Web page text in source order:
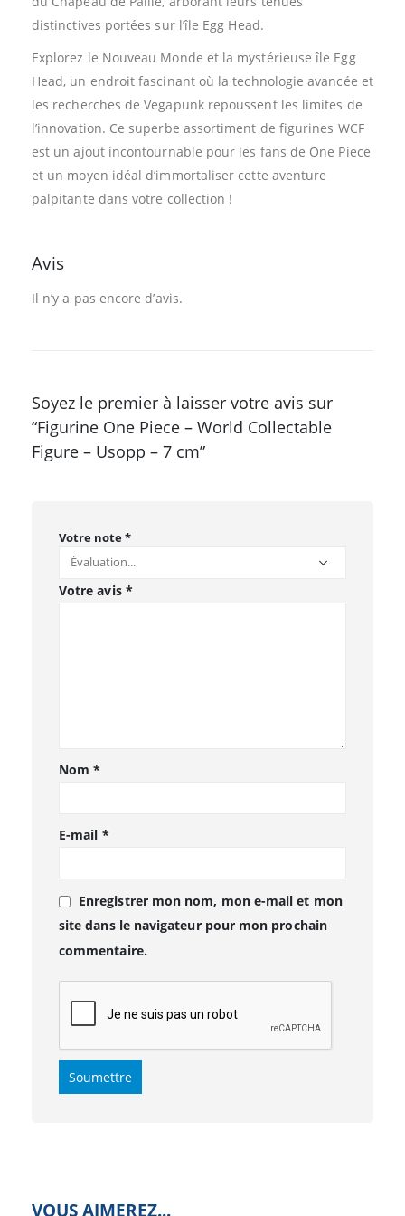
distinctives portées sur l’île Egg Head.
Explorez le Nouveau Monde et la mystérieuse île Egg
Head, un endroit fascinant où la technologie avancée et
les recherches de Vegapunk repoussent les limites de
l’innovation. Ce superbe assortiment de figurines WCF
est un ajout incontournable pour les fans de One Piece
et un moyen idéal d’immortaliser cette aventure
palpitante dans votre collection !
Avis
Il n’y a pas encore d’avis.
Soyez le premier à laisser votre avis sur
“Figurine One Piece – World Collectable
Figure – Usopp – 7 cm”
Votre note*
Votre avis *
Nom*
E-mail *
Enregistrer mon nom, mon e-mail et mon
site dans le navigateur pour mon prochain
commentaire.
VOUS AIMEREZ...